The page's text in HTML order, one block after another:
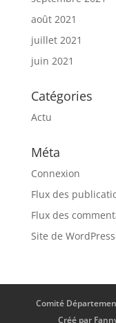
août 2021
juillet 2021
juin 2021
Catégories
Actu
Méta
Connexion
Flux des
Flux des
Site de
Comité
Créé par